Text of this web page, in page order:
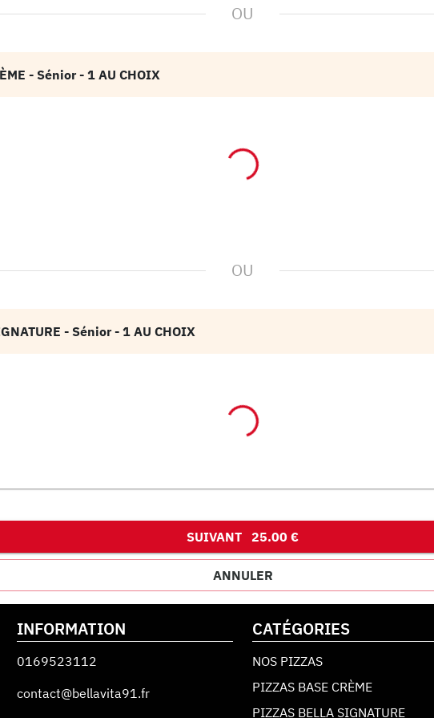
OU
- Sénior- 1 AU CHOIX
OU
- Sénior- 1 AU CHOIX
SUIVANT 25.00 €
ANNULER
INFORMATION
0169523112
contact@bellavita91.fr
CATÉGORIES
NOS PIZZAS
PIZZAS BASE CRÈME
PIZZAS BELLA SIGNATURE